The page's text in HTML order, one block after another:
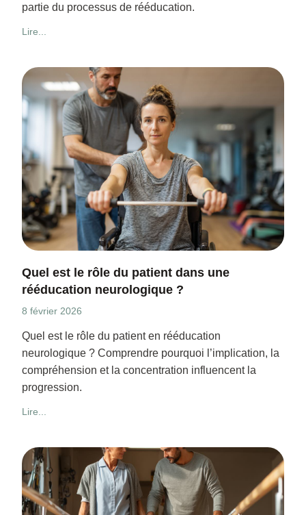
partie du processus de rééducation.
Lire...
Quel est le rôle du patient dans une
rééducation neurologique ?
8 février 2026
Quel est le rôle du patient en rééducation
neurologique ? Comprendre pourquoi l’implication, la
compréhension et la concentration influencent la
progression.
Lire...